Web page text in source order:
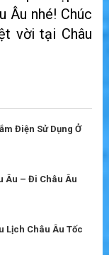
Âu nhé! Chúc
vời tại Châu
Điện Sử Dụng Ở
Âu – Đi Châu Âu
Lịch Châu Âu Tốc